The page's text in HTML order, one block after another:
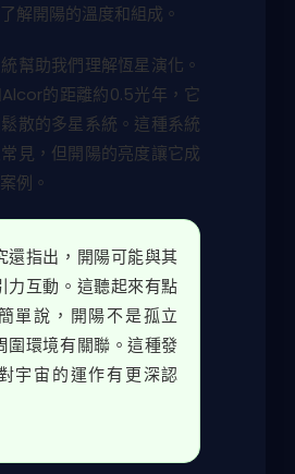
解開陽的溫度和組成。
幫助我們理解恆星演化。
的距離約0.5光年，它
散的多星系統。這種系統
見，但開陽的亮度讓它成
例。
還指出，開陽可能與其
力互動。這聽起來有點
單說，開陽不是孤立
圍環境有關聯。這種發
宇宙的運作有更深認